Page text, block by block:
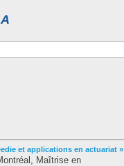
et applications en actuariat »
Maîtrise en